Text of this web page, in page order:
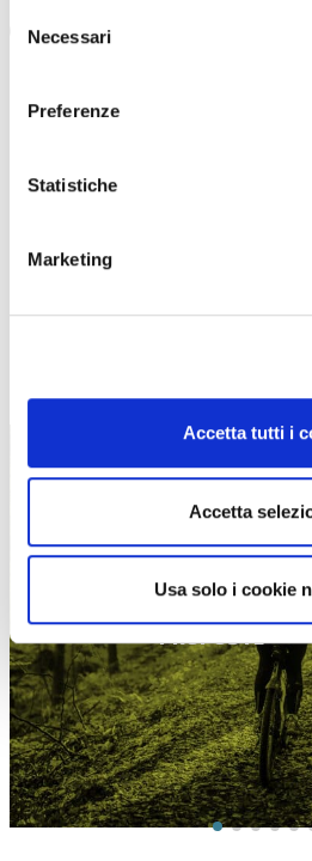
delNecessari
Preferenze
Statistiche
Marketing
Accetta tutti i
Accetta
Usa solo i cookie
TUTTE LE CATEGORIE DEL
PROPOSTE